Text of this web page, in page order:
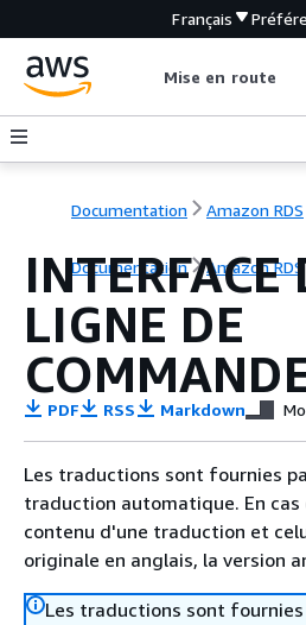
Français
Mise en route
Documentation Amazon RDS
Documentation Amazon RDS
INTERFACE
LIGNE DE
PDF RSS Markdown
Les traductions sont fournies
traduction automatique. En
contenu d'une traduction et
originale en anglais, la version
Les traductions sont